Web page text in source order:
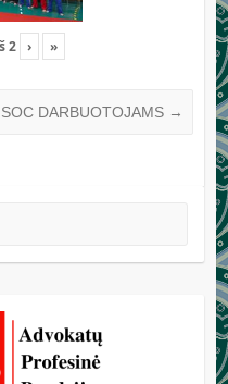
2 › »
DARBUOTOJAMS →